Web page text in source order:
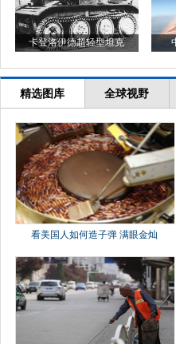
卡登洛伊德超轻型坦克
精选图库 全球视野
看美国人如何造子弹 满眼金灿